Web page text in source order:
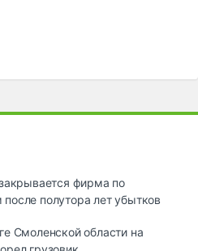
фирма по
полутора лет убытков
Смоленской области на